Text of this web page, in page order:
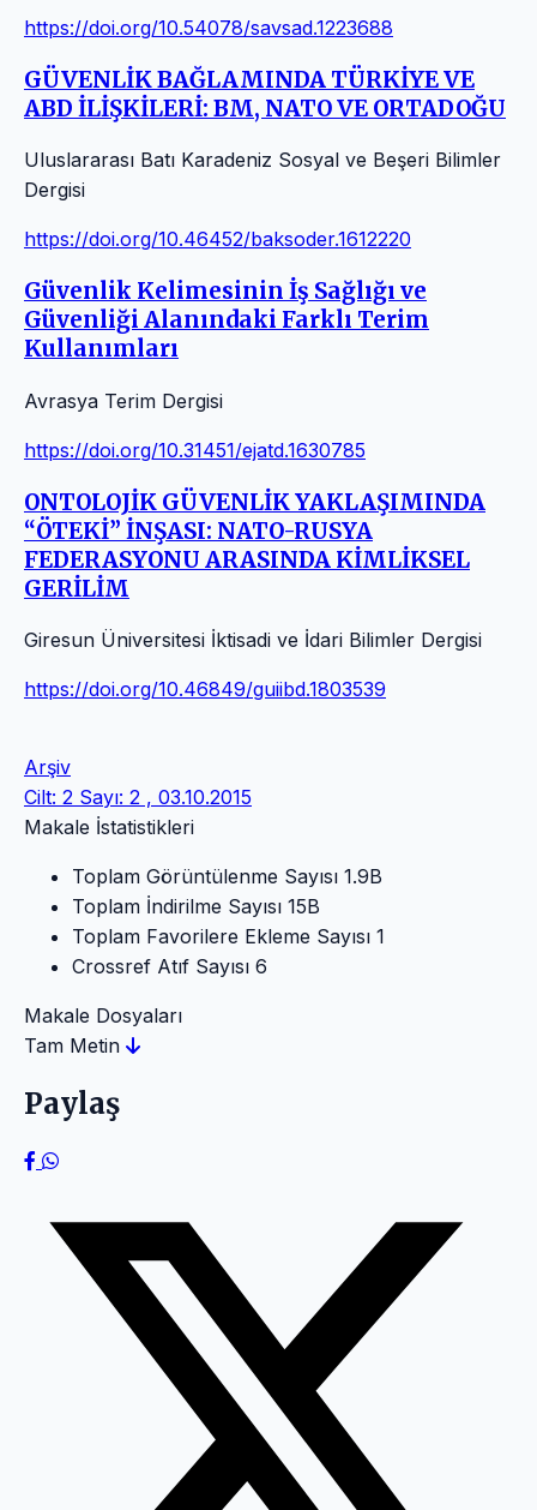
https://doi.org/10.54078/savsad.1223688
GÜVENLİK BAĞLAMINDA TÜRKİYE VE
ABD İLİŞKİLERİ: BM, NATO VE ORTADOĞU
Uluslararası Batı Karadeniz Sosyal ve Beşeri Bilimler
Dergisi
https://doi.org/10.46452/baksoder.1612220
Güvenlik Kelimesinin İş Sağlığı ve
Güvenliği Alanındaki Farklı Terim
Kullanımları
Avrasya Terim Dergisi
https://doi.org/10.31451/ejatd.1630785
ONTOLOJİK GÜVENLİK YAKLAŞIMINDA
“ÖTEKİ” İNŞASI: NATO-RUSYA
FEDERASYONU ARASINDA KİMLİKSEL
GERİLİM
Giresun Üniversitesi İktisadi ve İdari Bilimler Dergisi
https://doi.org/10.46849/guiibd.1803539
Arşiv
Cilt: 2 Sayı: 2 , 03.10.2015
Makale İstatistikleri
Toplam Görüntülenme Sayısı 1.9B
Toplam İndirilme Sayısı 15B
Toplam Favorilere Ekleme Sayısı 1
Crossref Atıf Sayısı 6
Makale Dosyaları
Tam Metin
Paylaş